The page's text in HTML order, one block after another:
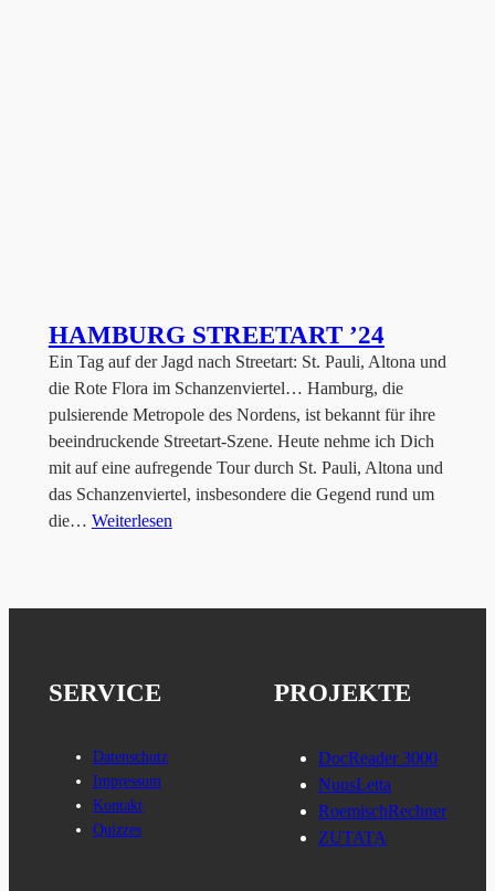
HAMBURG STREETART ’24
Ein Tag auf der Jagd nach Streetart: St. Pauli, Altona und
die Rote Flora im Schanzenviertel… Hamburg, die
pulsierende Metropole des Nordens, ist bekannt für ihre
beeindruckende Streetart-Szene. Heute nehme ich Dich
mit auf eine aufregende Tour durch St. Pauli, Altona und
das Schanzenviertel, insbesondere die Gegend rund um
die… Weiterlesen
SERVICE
Datenschutz
Impressum
Kontakt
Quizzes
PROJEKTE
DocReader 3000
NuusLetta
RoemischRechner
ZUTATA